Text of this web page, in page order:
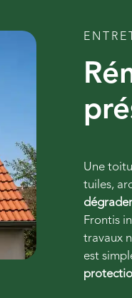
Une
tuiles,
dégrader
Frontis
travaux
est